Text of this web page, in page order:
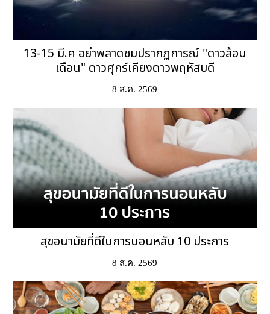
13-15 มี.ค อย่าพลาดชมปรากฏการณ์ "ดาวล้อม
เดือน" ดาวศุกร์เคียงดาวพฤหัสบดี
8 ส.ค. 2569
สุขอนามัยที่ดีในการนอนหลับ 10 ประการ
8 ส.ค. 2569